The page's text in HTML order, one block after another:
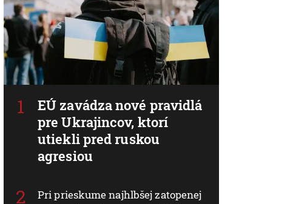
EÚ zavádza nové pravidlá
pre Ukrajincov, ktorí
utiekli pred ruskou
agresiou
Pri prieskume najhlbšej zatopenej